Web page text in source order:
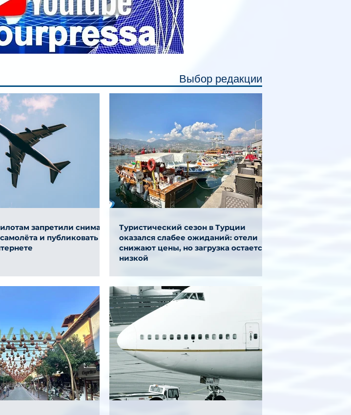
Выбор редакции
запретили снимать
и публиковать
Туристический сезон в Турции
оказался слабее ожиданий: отели
снижают цены, но загрузка остается
низкой